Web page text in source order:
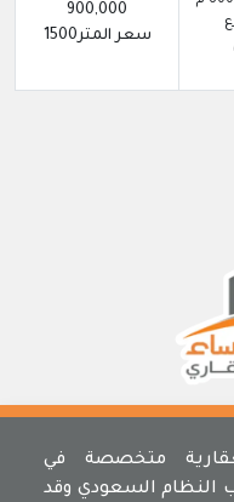
900,000
سعر المتر1500
متخصصة في
السعودي وقد